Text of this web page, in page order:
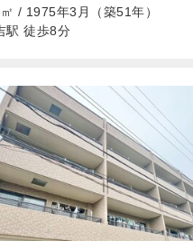
/ 1975年3月（築51年）
駅 徒歩8分